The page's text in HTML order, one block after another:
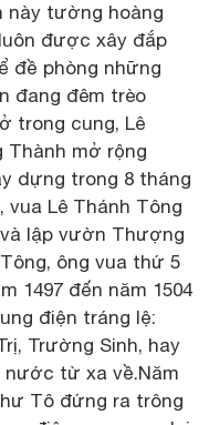
này tường hoàng
được xây đắp
đề phòng những
đang đêm trèo
trong cung, Lê
Thành mở rộng
dựng trong 8 tháng
vua Lê Thánh Tông
lập vườn Thượng
ông vua thứ 5
1497 đến năm 1504
điện tráng lệ:
Trường Sinh, hay
từ xa về.Năm
Tô đứng ra trông